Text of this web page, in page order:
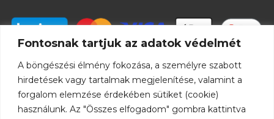
Fontosnak tartjuk az adatok védelmét
A böngészési élmény fokozása, a személyre szabott
hirdetések vagy tartalmak megjelenítése, valamint a
forgalom elemzése érdekében sütiket (cookie)
használunk. Az "Összes elfogadom" gombra kattintva